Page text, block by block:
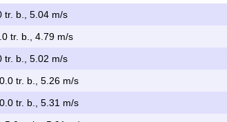
tr. b., 5.04 m/s
tr. b., 4.79 m/s
tr. b., 5.02 m/s
tr. b., 5.26 m/s
tr. b., 5.31 m/s